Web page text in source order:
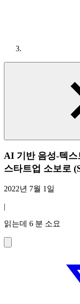
AI 기반 음성-텍스
스타트업 소보로
2022년 7월 1일
|
읽는데 6 분 소요